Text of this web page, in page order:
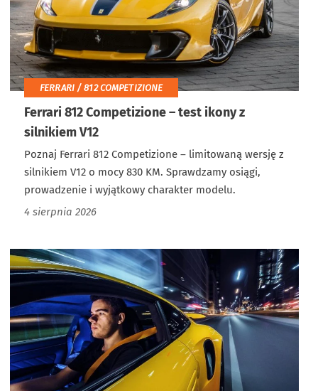
FERRARI / 812 COMPETIZIONE
Ferrari 812 Competizione – test ikony z
silnikiem V12
Poznaj Ferrari 812 Competizione – limitowaną wersję z
silnikiem V12 o mocy 830 KM. Sprawdzamy osiągi,
prowadzenie i wyjątkowy charakter modelu.
4 sierpnia 2026